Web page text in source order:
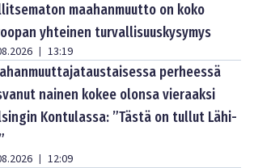
maahanmuutto on koko
yhteinen turvallisuuskysymys
| 13:19
perheessä
nainen kokee olonsa vieraaksi
Kontulassa: ”Tästä on tullut Lähi-
| 12:09